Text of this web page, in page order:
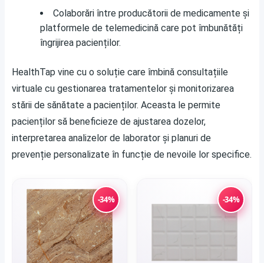
Colaborări între producătorii de medicamente și
platformele de telemedicină care pot îmbunătăți
îngrijirea pacienților.
HealthTap vine cu o soluție care îmbină consultațiile
virtuale cu gestionarea tratamentelor și monitorizarea
stării de sănătate a pacienților. Aceasta le permite
pacienților să beneficieze de ajustarea dozelor,
interpretarea analizelor de laborator și planuri de
prevenție personalizate în funcție de nevoile lor specifice.
-34% -34%